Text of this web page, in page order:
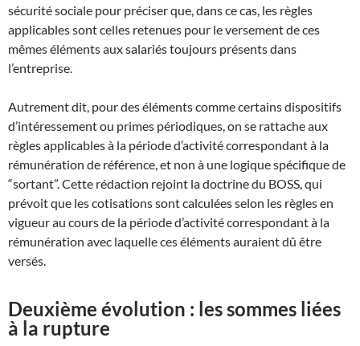
sécurité sociale pour préciser que, dans ce cas, les règles
applicables sont celles retenues pour le versement de ces
mêmes éléments aux salariés toujours présents dans
l’entreprise.
Autrement dit, pour des éléments comme certains dispositifs
d’intéressement ou primes périodiques, on se rattache aux
règles applicables à la période d’activité correspondant à la
rémunération de référence, et non à une logique spécifique de
“sortant”. Cette rédaction rejoint la doctrine du BOSS, qui
prévoit que les cotisations sont calculées selon les règles en
vigueur au cours de la période d’activité correspondant à la
rémunération avec laquelle ces éléments auraient dû être
versés.
Deuxième évolution : les sommes liées
à la rupture